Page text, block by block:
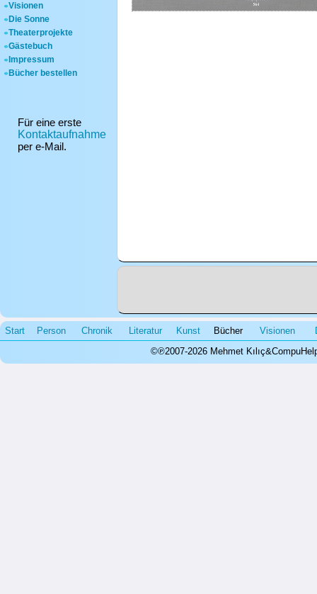
Visionen
Die Sonne
Theaterprojekte
Gästebuch
Impressum
Bücher bestellen
Für eine erste
Kontaktaufnahme
per e-Mail.
Start Person Chronik Literatur Kunst Bücher Visionen
©℗2007-2026 Mehmet